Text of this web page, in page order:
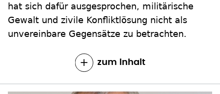
hat sich dafür ausgesprochen, militärische
Gewalt und zivile Konfliktlösung nicht als
unvereinbare Gegensätze zu betrachten.
zum Inhalt